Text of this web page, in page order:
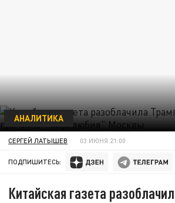
АНАЛИТИКА
СЕРГЕЙ ЛАТЫШЕВ 03 ИЮНЯ 21:00
ПОДПИШИТЕСЬ:
Китайская газета